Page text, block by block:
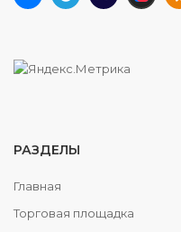
РАЗДЕЛЫ
Главная
Торговая площадка